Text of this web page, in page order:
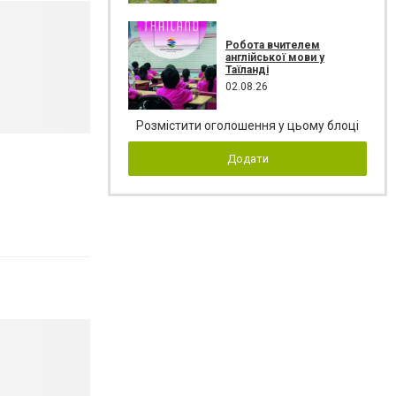
Робота вчителем
англійської мови у
Таїланді
02.08.26
Розмістити оголошення у цьому блоці
Додати